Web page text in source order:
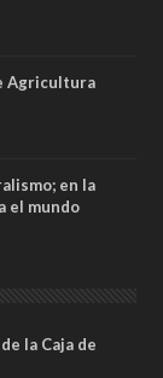
Agricultura
en la
el mundo
la Caja de